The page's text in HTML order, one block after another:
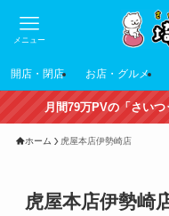
メニュー
開店・閉店 お店・グルメ
月間79万PVの「さい
ホーム 虎屋本店伊勢崎店
虎屋本店伊勢崎